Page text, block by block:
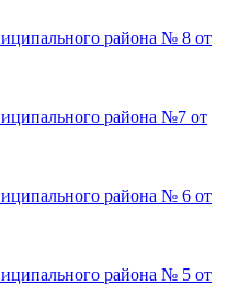
района № 8 от
района №7 от
района № 6 от
района № 5 от